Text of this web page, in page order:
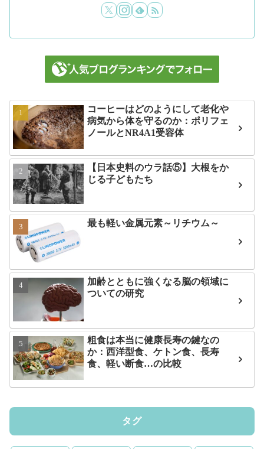
コーヒーはどのようにして老化や
病気から体を守るのか：ポリフェ
ノールとNR4A1受容体
【日本史料のウラ話⑤】大根をか
じる子どもたち
最も軽い金属元素～リチウム～
加齢とともに強くなる脳の領域に
ついての研究
粗食は本当に健康長寿の鍵なの
か：西洋型食、ケトン食、長寿
食、軽い断食…の比較
タグ